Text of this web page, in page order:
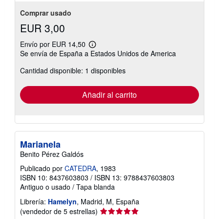
Comprar usado
EUR 3,00
Envío por EUR 14,50
Más
información
las
tarifas
envío
Se envía de España a Estados Unidos de America
Cantidad disponible: 1 disponibles
Añadir al carrito
Marianela
Benito Pérez Galdós
Publicado por CATEDRA, 1983
ISBN 10: 8437603803 / ISBN 13: 9788437603803
Antiguo o usado / Tapa blanda
Librería: Hamelyn, Madrid, M, España
(vendedor de 5 estrellas) Calificación